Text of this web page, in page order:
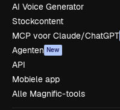
AI Voice Generator
Stockcontent
MCP voor Claude/ChatGPT
Agenten New
API
Mobiele app
Alle Magnific-tools